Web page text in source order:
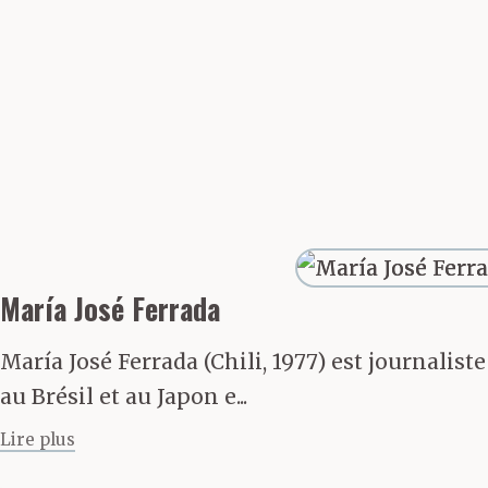
grâce à un
le balcon de
Au moment
María José Ferrada
María José Ferrada (Chili, 1977) est
au Brésil et au Japon e...
Lire plus